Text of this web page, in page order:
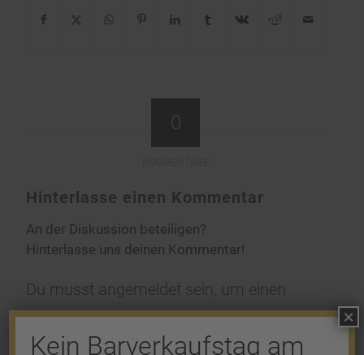
0
Hinterlasse einen Kommentar
An der Diskussion beteiligen?
Hinterlasse uns deinen Kommentar!
Du musst angemeldet sein, um einen
Kommentar abzugeben.
Kein Barverkaufstag am
×